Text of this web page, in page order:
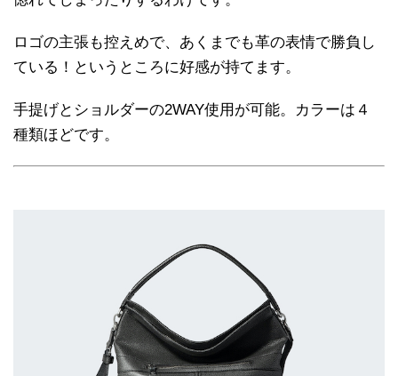
ロゴの主張も控えめで、あくまでも革の表情で勝負し
ている！というところに好感が持てます。
手提げとショルダーの2WAY使用が可能。カラーは４
種類ほどです。